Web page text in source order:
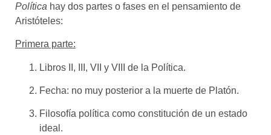
Política hay dos partes o fases en el pensamiento de
Aristóteles:
Primera parte:
Libros II, III, VII y VIII de la Política.
Fecha: no muy posterior a la muerte de Platón.
Filosofía política como constitución de un estado
ideal.